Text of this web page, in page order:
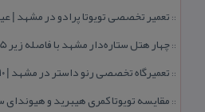
:: تعمیر تخصصی تویوتا پرادو در مشهد |
::چهار هتل‌ ستاره‌دار مشهد با فاصله زیر 5 دقیقه تا حرم
:: تعمیرگاه تخصصی رنو داستر در مشهد | ۱۰ سال تجربه و امداد خودرو
:: مقایسه تویوتا كمری هیبرید و هیوندای